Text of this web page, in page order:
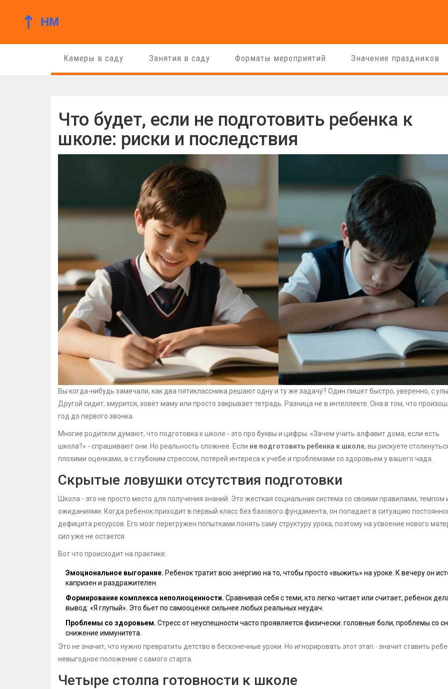
Камеры в саду Занятия в саду Форматы мероприятий Значение праздников
Что будет, если не подготовить ребенка к
школе: риски и последствия
Вы когда-нибудь замечали, как два пятиклассника решают одну и ту же задачу? Один пишет быстро, уверенно, с
Другой сидит, хмурится, зовёт маму или просто закрывает тетрадь. Разница не в интеллекте. Она в том, что
год до первого звонка.
Многие родители думают, что подготовка к школе - это про буквы и цифры. «Зачем учить алфавит дома, если есть
школа?» - спрашивают они. Но реальность сложнее. Если не подготовить ребенка к школе, вы рискуете
плохими оценками, а с глубоким стрессом, потерей интереса к учебе и проблемами со здоровьем у вашего чада.
Скрытые ловушки отсутствия подготовки
Школа - это не просто место для получения знаний. Это жесткая социальная система со своими правилами, темпом
ожиданиями. Когда ребенок приходит в первый класс без базового фундамента, он попадает в ситуацию
дефицита ресурсов. Его мозг перегружен попытками понять саму структуру урока, поэтому на усвоение нового
сил уже не остается.
Вот что происходит на практике:
Эмоциональное выгорание. Ребенок тратит всю энергию на то, чтобы просто «выжить» на уроке. К вечеру он
капризен и раздражителен.
Формирование комплекса неполноценности. Сравнивая себя с теми, кто легко читает или считает, ребенок
вывод: «Я глупый». Это бьет по самооценке сильнее любых реальных неудач.
Проблемы со здоровьем. Стресс от неуспешности часто проявляется физически: головные боли, проблемы со
снижение иммунитета.
Это не значит, что нужно превратить детство в бесконечные уроки. Но игнорировать этот этап - значит ставить
невыгодное положение с самого старта.
Четыре столпа готовности к школе